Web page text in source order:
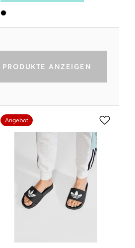
PRODUKTE ANZEIGEN
Angebot